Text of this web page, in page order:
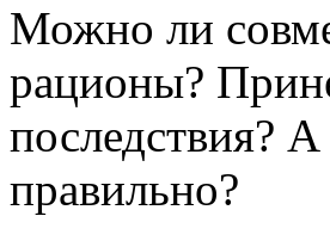
Можно ли
рационы?
последствия?
правильно?